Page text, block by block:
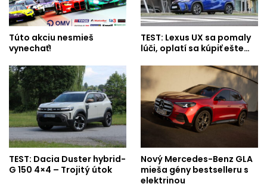
Túto akciu nesmieš
vynechať!
TEST: Lexus UX sa pomaly
lúči, oplatí sa kúpiť ešte…
TEST: Dacia Duster hybrid-
G 150 4×4 – Trojitý útok
Nový Mercedes-Benz GLA
mieša gény bestselleru s
elektrinou